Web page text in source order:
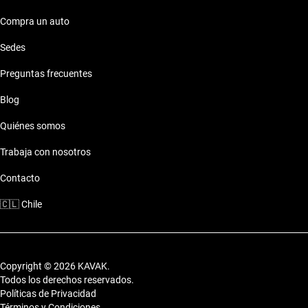
Compra un auto
Sedes
Preguntas frecuentes
Blog
Quiénes somos
Trabaja con nosotros
Contacto
🇨🇱Chile
Copyright © 2026 KAVAK.
Todos los derechos reservados.
Políticas de Privacidad